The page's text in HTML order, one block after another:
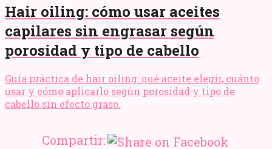
Hair oiling: cómo usar aceites
capilares sin engrasar según
porosidad y tipo de cabello
Guía práctica de hair oiling: qué aceite elegir, cuánto
usar y cómo aplicarlo según porosidad y tipo de
cabello sin efecto graso.
Compartir: